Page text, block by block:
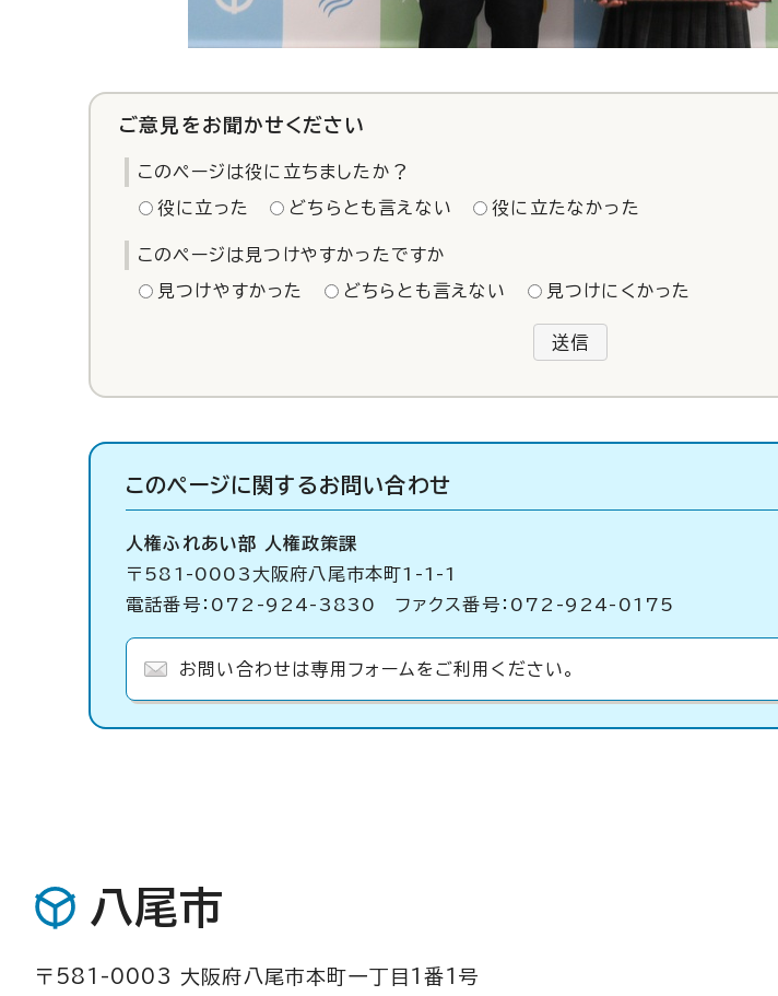
ご意見をお聞かせください
このページは役に立ちましたか？
役に立った どちらとも言えない 役に立たなかった
このページは見つけやすかったですか
見つけやすかった どちらとも言えない 見つけにくかった
送信
このページに関するお問い合わせ
人権ふれあい部 人権政策課
〒581-0003大阪府八尾市本町1-1-1
電話番号：072-924-3830 ファクス番号：072-924-0175
お問い合わせは専用フォームをご利用ください。
八尾市
〒581-0003 大阪府八尾市本町一丁目1番1号